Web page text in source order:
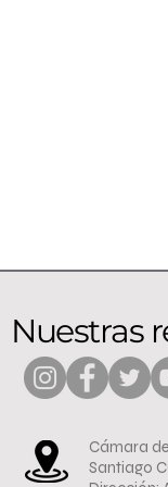
Nuestras
Cámara
Santiago